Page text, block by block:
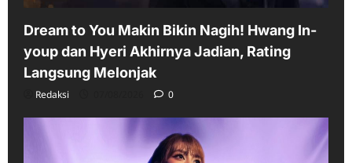
Dream to You Makin Bikin Nagih! Hwang In-
youp dan Hyeri Akhirnya Jadian, Rating
Langsung Melonjak
Redaksi 0